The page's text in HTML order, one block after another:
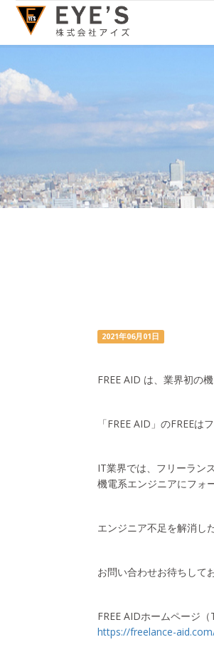
2021年06月01日
FREE AID は、業界初の
「FREE AID」のFREE
IT業界では、フリーラン
機電系エンジニアにフォ
エンジニア不足を解消し
お問い合わせお待ちして
FREE AIDホームページ（
https://freelance-